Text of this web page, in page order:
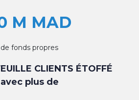
M MAD
de fonds propres
CLIENTS ÉTOFFÉ
avec plus de